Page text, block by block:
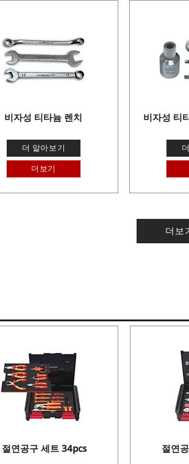
비자성 티타늄 렌치
더 알아보기
더보기
비자성 티
더보
절연공구 세트 34pcs 절연